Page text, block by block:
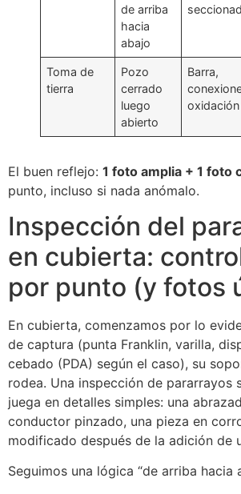
de arriba
hacia
abajo
Toma de
tierra
Pozo
cerrado
luego
abierto
Barra,
oxidación
El buen reflejo: 1 foto amplia + 1 foto
punto, incluso si nada anómalo.
Inspección del
en cubierta:
por punto (y fotos
En cubierta, comenzamos por lo
de captura (punta Franklin, varilla,
cebado (PDA) según el caso), su
rodea. Una inspección de pararrayos
juega en detalles simples: una
conductor pinzado, una pieza en
modificado después de la adición de
Seguimos una lógica “de arriba hacia